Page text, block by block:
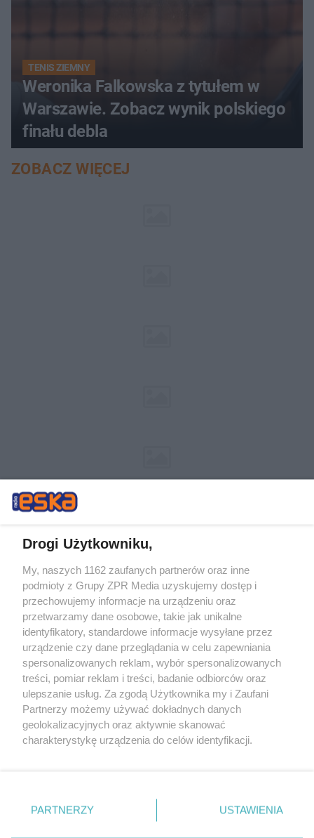
TENIS ZIEMNY
Weronika Falkowska z tytułem w
Warszawie. Zobacz wynik polskiego
finału debla
ZOBACZ WIĘCEJ
Żaden utwór zamieszczony w serwisie nie może być powielany i
rozpowszechniany lub dalej rozpowszechniany w jakikolwiek sposób (w
tym także elektroniczny lub mechaniczny) na jakimkolwiek polu
eksploatacji w jakiejkolwiek formie, włącznie z umieszczaniem w
Internecie bez pisemnej zgody właściciela praw. Jakiekolwiek użycie lub
wykorzystanie utworów w całości lub w części z naruszeniem prawa,
tzn. bez właściwej zgody, jest zabronione pod groźbą kary i może być
ścigane prawnie.
Drogi Użytkowniku,
My, naszych 1162 zaufanych partnerów oraz inne
podmioty z Grupy ZPR Media uzyskujemy dostęp i
przechowujemy informacje na urządzeniu oraz
przetwarzamy dane osobowe, takie jak unikalne
identyfikatory, standardowe informacje wysyłane przez
urządzenie czy dane przeglądania w celu zapewniania
spersonalizowanych reklam, wybór spersonalizowanych
treści, pomiar reklam i treści, badanie odbiorców oraz
ulepszanie usług. Za zgodą Użytkownika my i Zaufani
Partnerzy możemy używać dokładnych danych
geolokalizacyjnych oraz aktywnie skanować
charakterystykę urządzenia do celów identyfikacji.
zmienić/wycofać klikając przycisk ustawień prywatności
znajdujący się w lewym dolnym rogu strony
rodzaje przetwarzania danych nie wymagają zgody
PARTNERZY USTAWIENIA